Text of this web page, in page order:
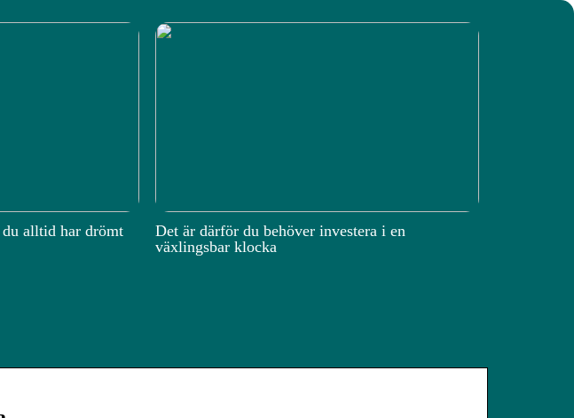
alltid har drömt
Det är därför du behöver investera i en
växlingsbar klocka